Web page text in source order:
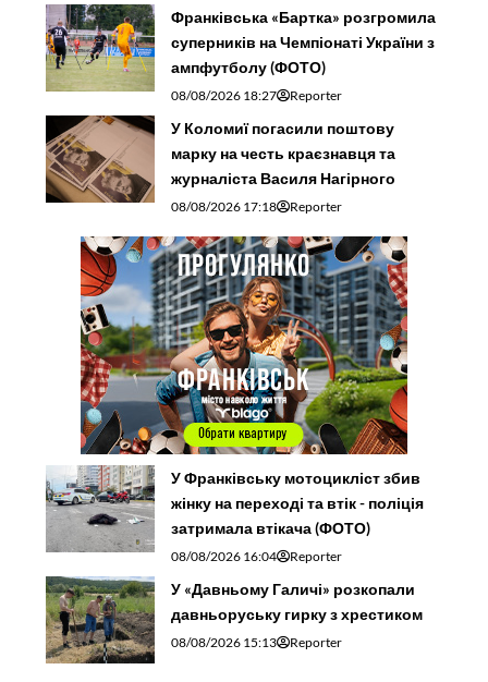
Франківська «Бартка» розгромила
суперників на Чемпіонаті України з
ампфутболу (ФОТО)
08/08/2026 18:27 Reporter
У Коломиї погасили поштову
марку на честь краєзнавця та
журналіста Василя Нагірного
08/08/2026 17:18 Reporter
У Франківську мотоцикліст збив
жінку на переході та втік - поліція
затримала втікача (ФОТО)
08/08/2026 16:04 Reporter
У «Давньому Галичі» розкопали
давньоруську гирку з хрестиком
08/08/2026 15:13 Reporter